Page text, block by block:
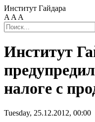
Институт Гайдара
A A A
Институт
налоге с
Tuesday, 25.12.2012, 00:00